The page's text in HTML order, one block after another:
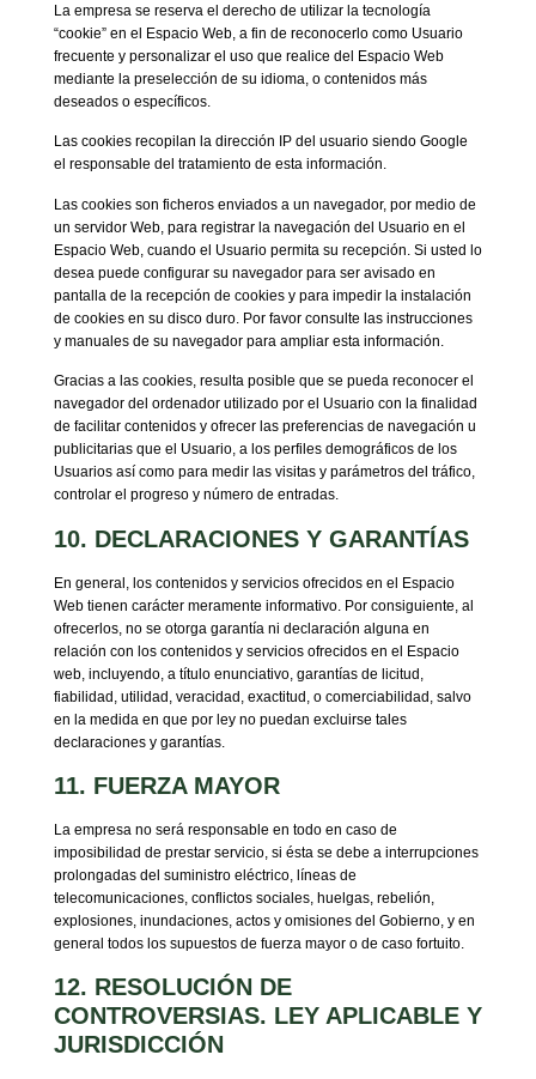
La empresa se reserva el derecho de utilizar la tecnología
“cookie” en el Espacio Web, a fin de reconocerlo como Usuario
frecuente y personalizar el uso que realice del Espacio Web
mediante la preselección de su idioma, o contenidos más
deseados o específicos.
Las cookies recopilan la dirección IP del usuario siendo Google
el responsable del tratamiento de esta información.
Las cookies son ficheros enviados a un navegador, por medio de
un servidor Web, para registrar la navegación del Usuario en el
Espacio Web, cuando el Usuario permita su recepción. Si usted lo
desea puede configurar su navegador para ser avisado en
pantalla de la recepción de cookies y para impedir la instalación
de cookies en su disco duro. Por favor consulte las instrucciones
y manuales de su navegador para ampliar esta información.
Gracias a las cookies, resulta posible que se pueda reconocer el
navegador del ordenador utilizado por el Usuario con la finalidad
de facilitar contenidos y ofrecer las preferencias de navegación u
publicitarias que el Usuario, a los perfiles demográficos de los
Usuarios así como para medir las visitas y parámetros del tráfico,
controlar el progreso y número de entradas.
10. DECLARACIONES Y GARANTÍAS
En general, los contenidos y servicios ofrecidos en el Espacio
Web tienen carácter meramente informativo. Por consiguiente, al
ofrecerlos, no se otorga garantía ni declaración alguna en
relación con los contenidos y servicios ofrecidos en el Espacio
web, incluyendo, a título enunciativo, garantías de licitud,
fiabilidad, utilidad, veracidad, exactitud, o comerciabilidad, salvo
en la medida en que por ley no puedan excluirse tales
declaraciones y garantías.
11. FUERZA MAYOR
La empresa no será responsable en todo en caso de
imposibilidad de prestar servicio, si ésta se debe a interrupciones
prolongadas del suministro eléctrico, líneas de
telecomunicaciones, conflictos sociales, huelgas, rebelión,
explosiones, inundaciones, actos y omisiones del Gobierno, y en
general todos los supuestos de fuerza mayor o de caso fortuito.
12. RESOLUCIÓN DE
CONTROVERSIAS. LEY APLICABLE Y
JURISDICCIÓN